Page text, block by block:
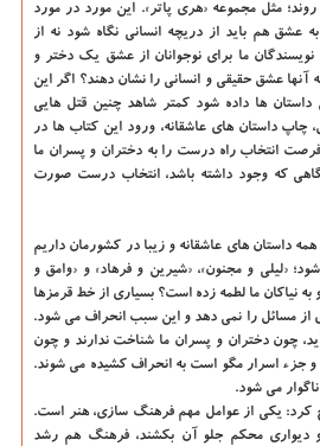
مثل مجموعه «هری پاتر». این مورد در مورد
هم باید از دریچه انسانی نگاه شود نه از
ما برای نوجوانان از عشق یک دختر و
آنها عشق حقیقی و انسانی را نشان دهند؟ اگر این
داستان ها داده شود کمتر شاهد چنین قتل هایی
چاپ داستان های عاشقانه، ورود این کتاب ها در
فرصت انتخاب راه درست را به دختران و پسران ما
که وجود داشته باشد، انتخاب درست صورت
داستان های عاشقانه و زیبا در کشورمان داریم
«لیلی و مجنون»، «شیرین و فرهاد» و «وامق و
به نیاکان ما لطمه زده است؟ بسیاری از خط قرمزها
از مسائل را نمی دهد و این سبب انحراف می شود.
چون دختران و پسران ما شناخت ندارند و چون
و جزء اسرار مگو است به انحراف کشیده می شوند.
می شود.
کرد: یکی از عوامل مهم فرهنگ سازی، هنر است.
و دیواری محکم جلو آن بکشند، فرهنگ هم رشد